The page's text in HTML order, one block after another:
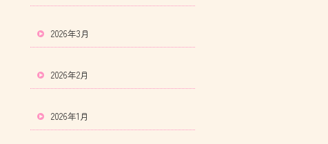
2026年3月
2026年2月
2026年1月